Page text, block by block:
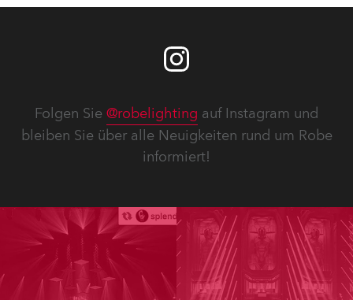
Folgen Sie @robelighting auf Instagram und
bleiben Sie über alle Neuigkeiten rund um Robe
informiert!